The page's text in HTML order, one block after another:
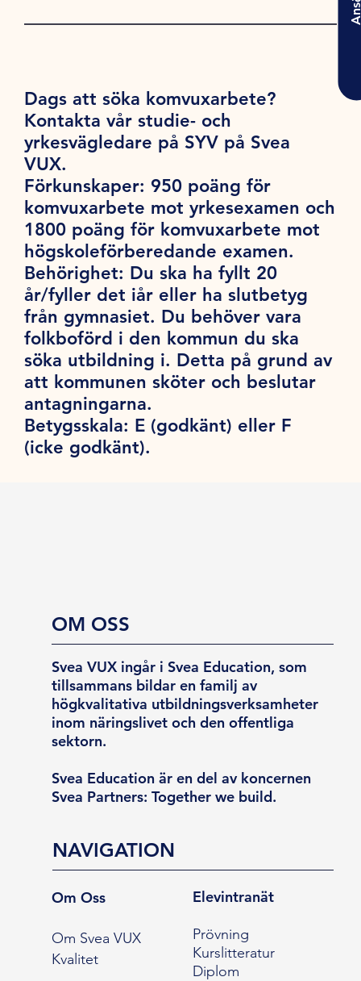
Dags att söka komvuxarbete?
Kontakta vår studie- och
yrkesvägledare på SYV på Svea
VUX.
Förkunskaper: 950 poäng för
komvuxarbete mot yrkesexamen och
1800 poäng för komvuxarbete mot
högskoleförberedande examen.
Behörighet: Du ska ha fyllt 20
år/fyller det iår eller ha slutbetyg
från gymnasiet. Du behöver vara
folkboförd i den kommun du ska
söka utbildning i. Detta på grund av
att kommunen sköter och beslutar
antagningarna.
Betygsskala: E (godkänt) eller F
(icke godkänt).
OM OSS
Svea VUX ingår i Svea Education, som
tillsammans bildar en familj av
högkvalitativa utbildningsverksamheter
inom näringslivet och den offentliga
sektorn.
Svea Education är en del av koncernen
Svea Partners: Together we build.
NAVIGATION
Om Oss
Om Svea VUX
Kvalitet
Elevintranät
Prövning
Kurslitteratur
Diplom